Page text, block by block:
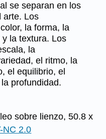
se separan en los
arte. Los
la forma, la
y la textura. Los
la
el ritmo, la
el equilibrio, el
profundidad.
sobre lienzo, 50.8 x
NC 2.0